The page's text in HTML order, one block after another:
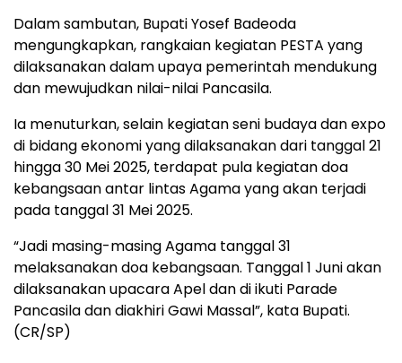
Dalam sambutan, Bupati Yosef Badeoda
mengungkapkan, rangkaian kegiatan PESTA yang
dilaksanakan dalam upaya pemerintah mendukung
dan mewujudkan nilai-nilai Pancasila.
Ia menuturkan, selain kegiatan seni budaya dan expo
di bidang ekonomi yang dilaksanakan dari tanggal 21
hingga 30 Mei 2025, terdapat pula kegiatan doa
kebangsaan antar lintas Agama yang akan terjadi
pada tanggal 31 Mei 2025.
“Jadi masing-masing Agama tanggal 31
melaksanakan doa kebangsaan. Tanggal 1 Juni akan
dilaksanakan upacara Apel dan di ikuti Parade
Pancasila dan diakhiri Gawi Massal”, kata Bupati.
(CR/SP)